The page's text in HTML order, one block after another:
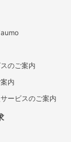
のご案内
内
ービスのご案内